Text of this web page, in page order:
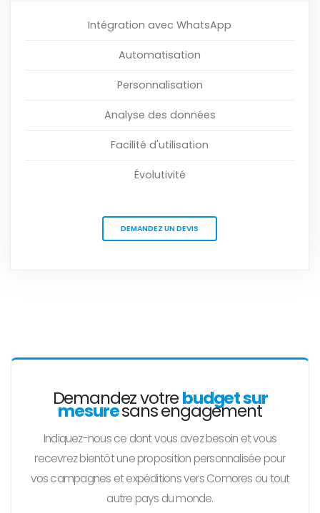
Intégration avec WhatsApp
Automatisation
Personnalisation
Analyse des données
Facilité d'utilisation
Évolutivité
DEMANDEZ UN DEVIS
Demandez votrebudget sur
mesuresans engagement
Indiquez-nous ce dont vous avez besoin et vous
recevrez bientôt une proposition personnalisée pour
vos campagnes et expéditions vers Comores ou tout
autre pays du monde.